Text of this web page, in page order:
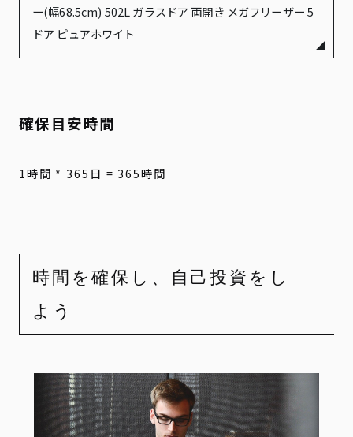
ー(幅68.5cm) 502L ガラスドア 両開き メガフリーザー 5
ドア ピュアホワイト
確保目安時間
1時間 * 365日 = 365時間
時間を確保し、自己投資をし
よう